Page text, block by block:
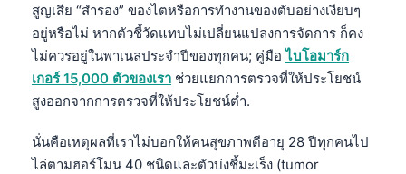
สูญเสีย “สำรอง” ของไตหรือการทำงานของตับอย่างเงียบๆ
อยู่หรือไม่ หากตัวชี้วัดแทบไม่เปลี่ยนแปลงการจัดการ ก็คง
ไม่ควรอยู่ในพาเนลประจำปีของทุกคน; คู่มือไบโอมาร์ก
เกอร์ 15,000 ตัวของเรา ช่วยแยกการตรวจที่ให้ประโยชน์
สูงออกจากการตรวจที่ให้ประโยชน์ต่ำ.
นั่นคือเหตุผลที่เราไม่บอกให้คนสุขภาพดีอายุ 28 ปีทุกคนไป
ไล่ตามฮอร์โมน 40 ชนิดและตัวบ่งชี้มะเร็ง (tumor